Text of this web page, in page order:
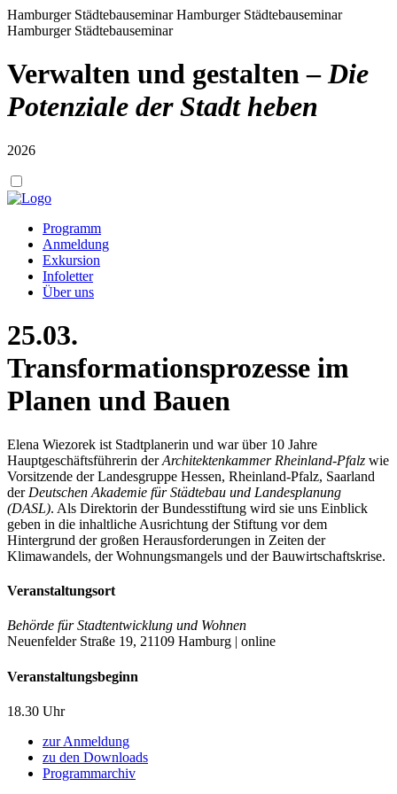
Hamburger Städtebauseminar Hamburger Städtebauseminar
Hamburger Städtebauseminar
Verwalten und gestalten –Die
Potenziale der Stadt heben
2026
Programm
Anmeldung
Exkursion
Infoletter
Über uns
25.03.
Transformationsprozesse im
Planen und Bauen
Elena Wiezorek ist Stadtplanerin und war über 10 Jahre
Hauptgeschäftsführerin derArchitektenkammer Rheinland-Pfalz wie
Vorsitzende der Landesgruppe Hessen, Rheinland-Pfalz, Saarland
der Deutschen Akademie für Städtebau und Landesplanung
(DASL). Als Direktorin der Bundesstiftung wird sie uns Einblick
geben in die inhaltliche Ausrichtung der Stiftung vor dem
Hintergrund der großen Herausforderungen in Zeiten der
Klimawandels, der Wohnungsmangels und der Bauwirtschaftskrise.
Veranstaltungsort
Behörde für Stadtentwicklung und Wohnen
Neuenfelder Straße 19, 21109 Hamburg | online
Veranstaltungsbeginn
18.30 Uhr
zur Anmeldung
zu den Downloads
Programmarchiv